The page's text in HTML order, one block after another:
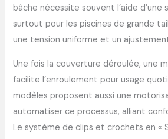
bâche nécessite souvent l’aide d’une
surtout pour les piscines de grande
une tension uniforme et un
Une fois la couverture déroulée, une
facilite l’enroulement pour usage
modèles proposent aussi une
automatiser ce processus, alliant
Le système de clips et crochets en «